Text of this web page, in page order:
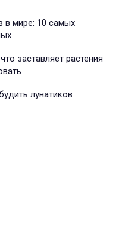
в мире: 10 самых
заставляет растения
лунатиков